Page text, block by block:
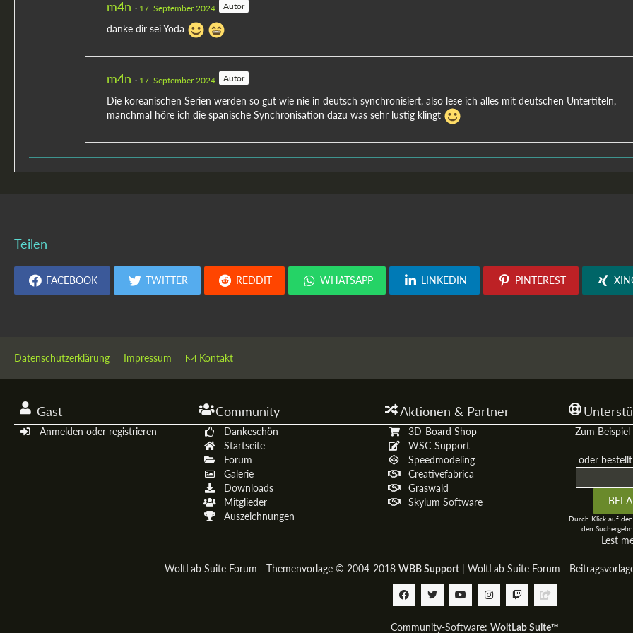
m4n 17. September 2024 Autor
danke dir sei Yoda
m4n 17. September 2024 Autor
Die koreanischen Serien werden so gut wie nie in deutsch synchronisiert, also lese ich alles mit deutschen Untertiteln,
manchmal höre ich die spanische Synchronisation dazu was sehr lustig klingt
Teilen
FACEBOOK TWITTER REDDIT WHATSAPP LINKEDIN PINTEREST
Datenschutzerklärung Impressum Kontakt
Gast
Anmelden oder registrieren
Community
Dankeschön
Startseite
Forum
Galerie
Downloads
Mitglieder
Auszeichnungen
Aktionen & Partner
3D-Board Shop
WSC-Support
Speedmodeling
Creativefabrica
Graswald
Skylum Software
Zum
oder
Durch Klick auf
den
Lest
WoltLab Suite Forum - Themenvorlage © 2004-2018 WBB Support| WoltLab Suite Forum -
Community-Software: WoltLab Suite™